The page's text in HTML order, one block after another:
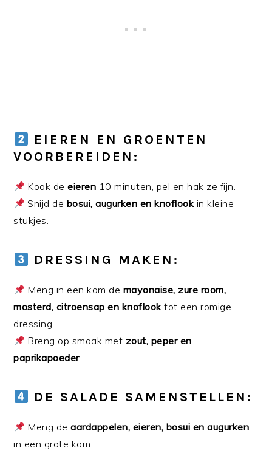
EIEREN EN GROENTEN
VOORBEREIDEN:
Kook deeieren 10 minuten, pel en hak ze fijn.
Snijd de bosui, augurken en knoflookin kleine
stukjes.
DRESSING MAKEN:
Meng in een kom de mayonaise, zure room,
mosterd, citroensap en knoflooktot een romige
dressing.
Breng op smaak met zout, peper en
paprikapoeder.
DE SALADE SAMENSTELLEN:
Meng deaardappelen, eieren, bosui en augurken
in een grote kom.